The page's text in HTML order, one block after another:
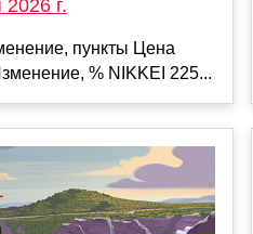
г.
пункты Цена
% NIKKEI 225...